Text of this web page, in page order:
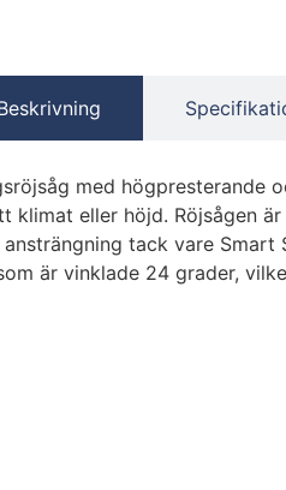
med
eller höjd. Röjsågen
tack vare
är vinklade 24 grader,